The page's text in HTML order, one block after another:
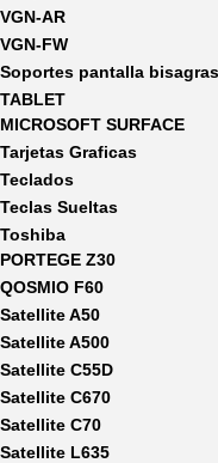
VGN-AR
VGN-FW
Soportes pantalla bisagras
TABLET
MICROSOFT SURFACE
Tarjetas Graficas
Teclados
Teclas Sueltas
Toshiba
PORTEGE Z30
QOSMIO F60
Satellite A50
Satellite A500
Satellite C55D
Satellite C670
Satellite C70
Satellite L635